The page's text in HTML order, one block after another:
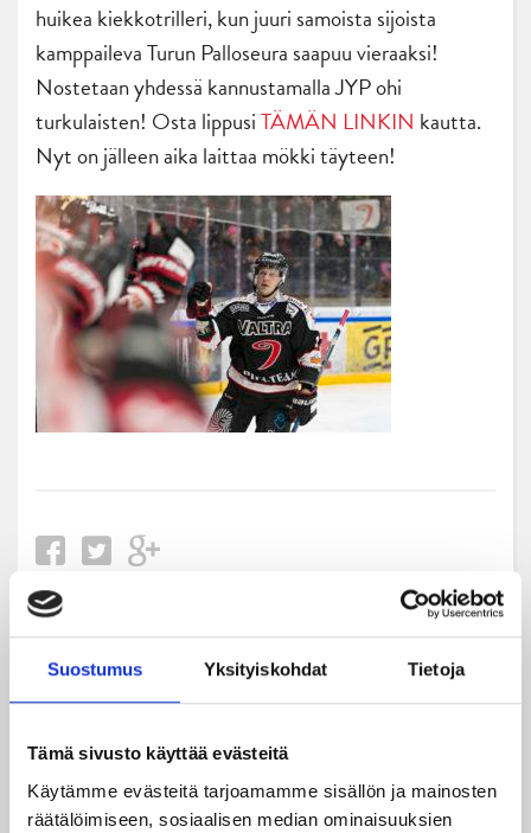
Suostumus Yksityiskohdat Tietoja
Tämä sivusto käyttää evästeitä
Käytämme evästeitä tarjoamamme sisällön ja mainosten
räätälöimiseen, sosiaalisen median ominaisuuksien
huikea kiekkotrilleri, kun juuri samoista sijoista
kamppaileva Turun Palloseura saapuu vieraaksi!
Nostetaan yhdessä kannustamalla JYP ohi
turkulaisten! Osta lippusiTÄMÄN LINKIN kautta.
Nyt on jälleen aika laittaa mökki täyteen!
Uusimmat
Turnausraportti: JYP juhlii seurahistorian ensimmäistä
Tampere Cupin voittoa!